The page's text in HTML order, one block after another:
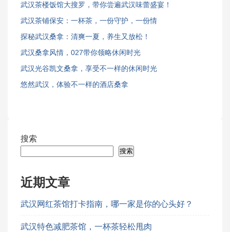
武汉茶楼饭馆大搜罗，带你尝遍武汉味蕾盛宴！
武汉茶铺保安：一杯茶，一份守护，一份情
探秘武汉桑拿：清爽一夏，养生又放松！
武汉桑拿风情，027带你领略休闲时光
武汉光谷凯文桑拿，享受不一样的休闲时光
悠然武汉，体验不一样的酒店桑拿
搜索
搜索
近期文章
武汉网红茶馆打卡指南，哪一家是你的心头好？
武汉特色减肥茶馆，一杯茶轻松甩肉